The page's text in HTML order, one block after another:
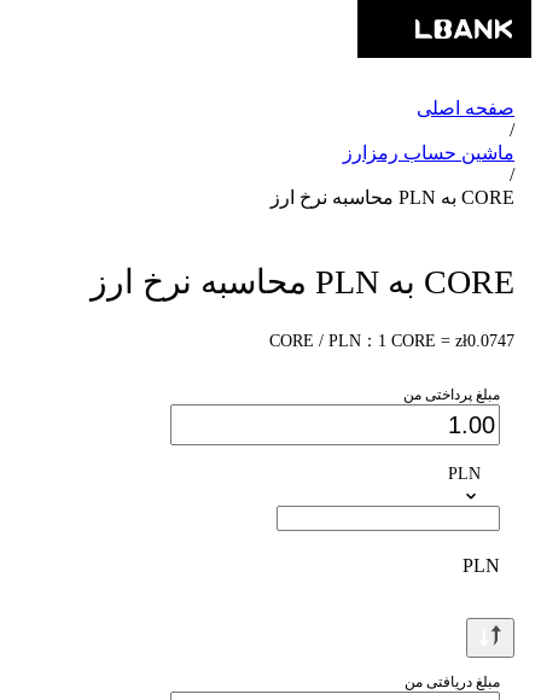
صفحه اصلی
/
ماشین حساب رمزارز
/
CORE به PLN محاسبه نرخ ارز
CORE به PLN محاسبه نرخ ارز
CORE / PLN：1 CORE = zł0.0747
مبلغ پرداختی من
PLN
PLN
مبلغ دریافتی من